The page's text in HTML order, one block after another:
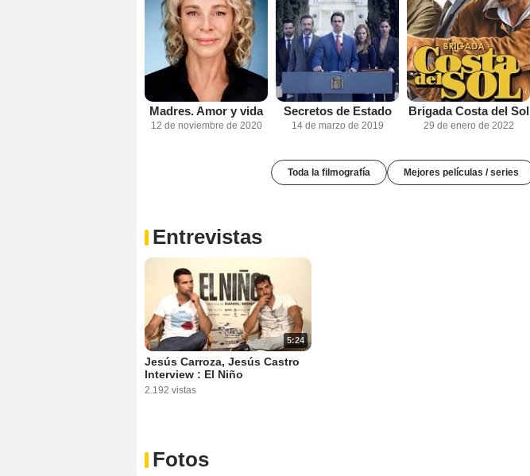
Madres. Amor y vida
12 de noviembre de 2020
Secretos de Estado
14 de marzo de 2019
Brigada Costa del Sol
29 de enero de 2022
Toda la filmografía Mejores películas / series
Entrevistas
5:24
Jesús Carroza, Jesús Castro
Interview : El Niño
2.192 vistas
Fotos